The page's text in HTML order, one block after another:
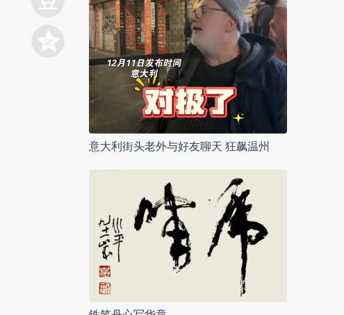
意大利街头老外与好友聊天 狂飙温州